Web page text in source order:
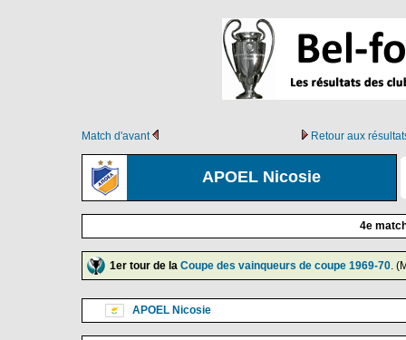
Match d'avant Retour aux
APOEL Nicosie
4e
1er tour de la Coupe des vainqueurs de coupe 1969-70.
APOEL Nicosie